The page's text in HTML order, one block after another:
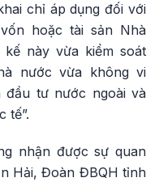
chỉ áp dụng đối với
hoặc tài sản Nhà
kế này vừa kiểm soát
nước vừa không vi
đầu tư nước ngoài và
tế”.
nhận được sự quan
Hải, Đoàn ĐBQH tỉnh